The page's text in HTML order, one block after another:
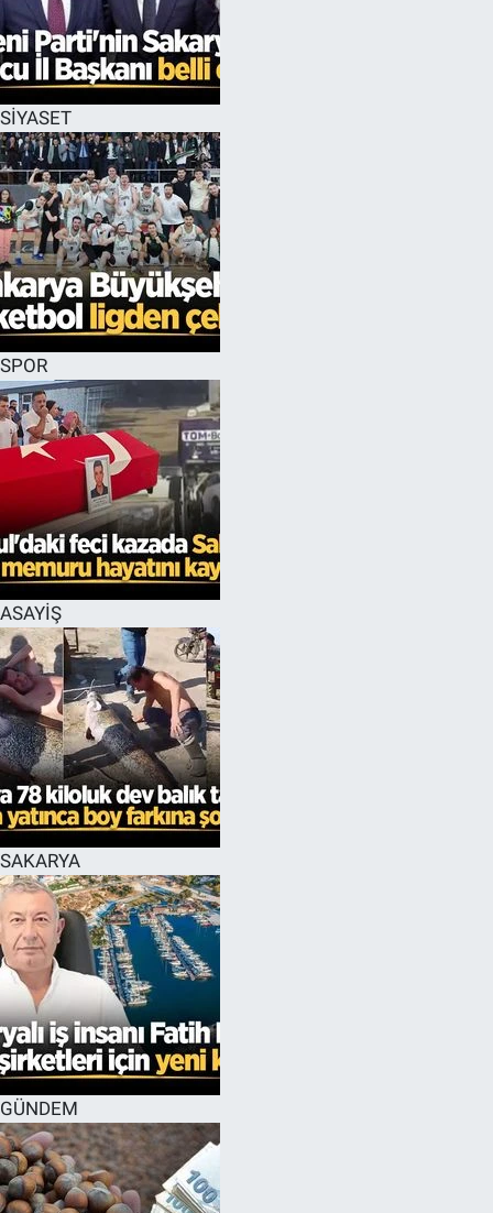
SİYASET
SPOR
ASAYİŞ
SAKARYA
GÜNDEM
EĞİTİM
MAGAZİN
ÖZEL HABER
HALK54 PANORAMA